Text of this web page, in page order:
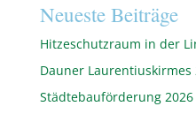
Neueste Beiträge
Hitzeschutzraum in der
Dauner Laurentiuskirmes
Städtebauförderung